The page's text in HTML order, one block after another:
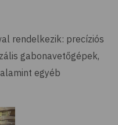
rendelkezik: precíziós
gabonavetőgépek,
egyéb